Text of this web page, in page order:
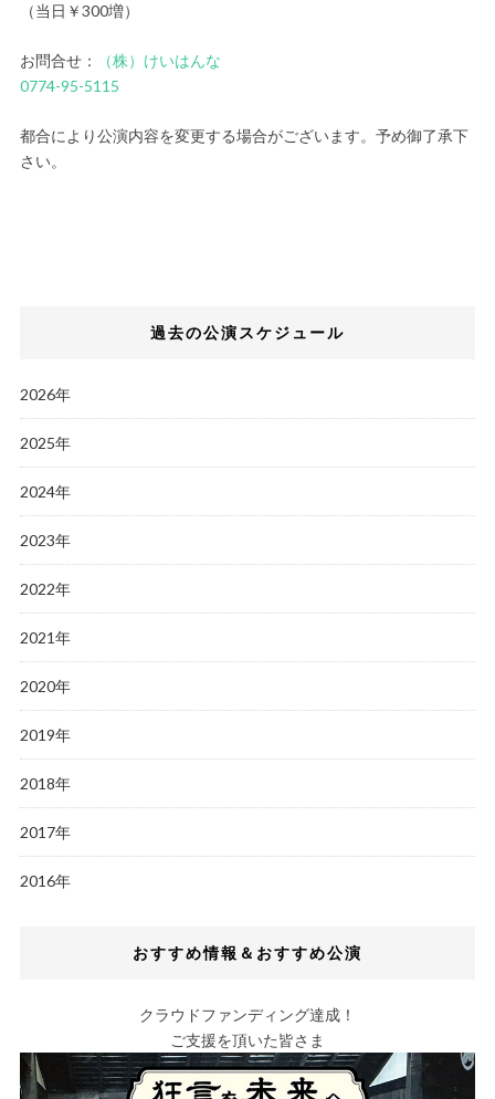
（当日￥300増）
お問合せ：
（株）けいはんな
0774-95-5115
都合により公演内容を変更する場合がございます。予め御了承下
さい。
過去の公演スケジュール
2026年
2025年
2024年
2023年
2022年
2021年
2020年
2019年
2018年
2017年
2016年
おすすめ情報＆おすすめ公演
クラウドファンディング達成！
ご支援を頂いた皆さま